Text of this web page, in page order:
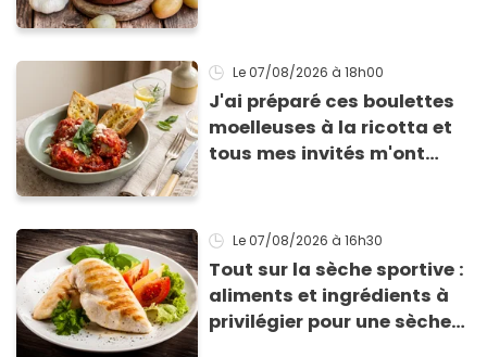
Le 07/08/2026 à 18h00
J'ai préparé ces boulettes
moelleuses à la ricotta et
tous mes invités m'ont
Le 07/08/2026 à 16h30
Tout sur la sèche sportive :
aliments et ingrédients à
privilégier pour une sèche